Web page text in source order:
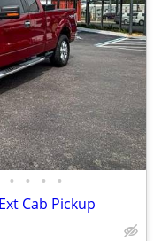
• • • •
Cab Pickup